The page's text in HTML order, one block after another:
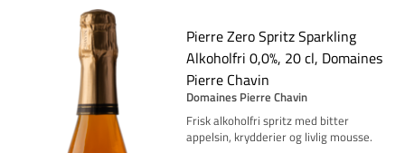
Pierre Zero Spritz Sparkling
Alkoholfri 0,0%, 20 cl, Domaines
Pierre Chavin
Domaines Pierre Chavin
Frisk alkoholfri spritz med bitter
appelsin, krydderier og livlig mousse.